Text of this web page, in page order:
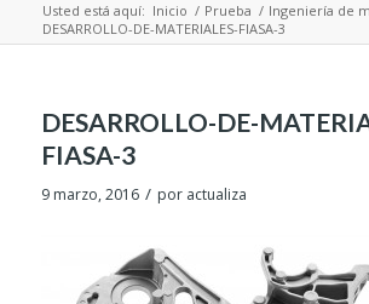
Usted está aquí: Inicio / Prueba / Ingeniería de
DESARROLLO-DE-MATERIALES-FIASA-3
DESARROLLO-DE-
FIASA-3
9 marzo, 2016 / por actualiza